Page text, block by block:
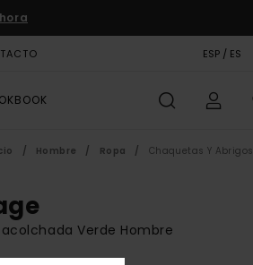
ESP / ES
Hombre Ropa Chaquetas Y Abrigos
Verde Hombre